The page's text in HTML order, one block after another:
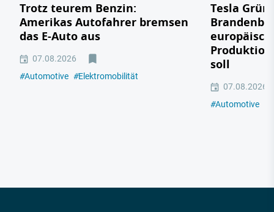
Trotz teurem Benzin:
Amerikas Autofahrer bremsen
das E-Auto aus
07.08.2026
#Automotive #Elektromobilität
Tesla
soll
07.08.2026
#Automotive